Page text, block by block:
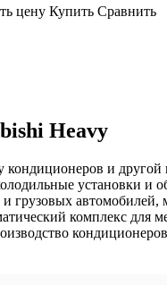
цену Купить Сравнить
Heavy
и
установки и
комплекс для